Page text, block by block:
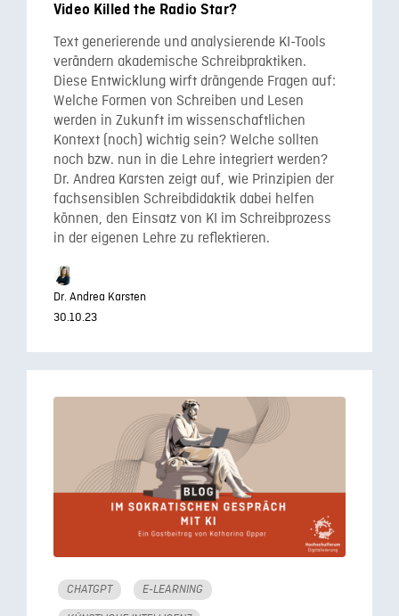
Video Killed the Radio Star?
Text generierende und analysierende KI-Tools
verändern akademische Schreibpraktiken.
Diese Entwicklung wirft drängende Fragen auf:
Welche Formen von Schreiben und Lesen
werden in Zukunft im wissenschaftlichen
Kontext (noch) wichtig sein? Welche sollten
noch bzw. nun in die Lehre integriert werden?
Dr. Andrea Karsten zeigt auf, wie Prinzipien der
fachsensiblen Schreibdidaktik dabei helfen
können, den Einsatz von KI im Schreibprozess
in der eigenen Lehre zu reflektieren.
Dr. Andrea Karsten
30.10.23
CHATGPT E-LEARNING